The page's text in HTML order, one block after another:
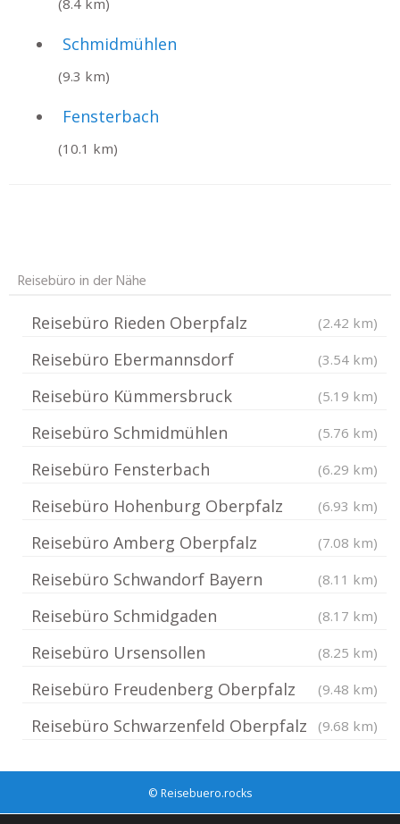
Schmidmühlen
(9.3 km)
Fensterbach
(10.1 km)
Reisebüro in der Nähe
Reisebüro Rieden Oberpfalz (2.42 km)
Reisebüro Ebermannsdorf (3.54 km)
Reisebüro Kümmersbruck (5.19 km)
Reisebüro Schmidmühlen (5.76 km)
Reisebüro Fensterbach (6.29 km)
Reisebüro Hohenburg Oberpfalz (6.93 km)
Reisebüro Amberg Oberpfalz (7.08 km)
Reisebüro Schwandorf Bayern (8.11 km)
Reisebüro Schmidgaden (8.17 km)
Reisebüro Ursensollen (8.25 km)
Reisebüro Freudenberg Oberpfalz (9.48 km)
Reisebüro Schwarzenfeld Oberpfalz (9.68 km)
© Reisebuero.rocks